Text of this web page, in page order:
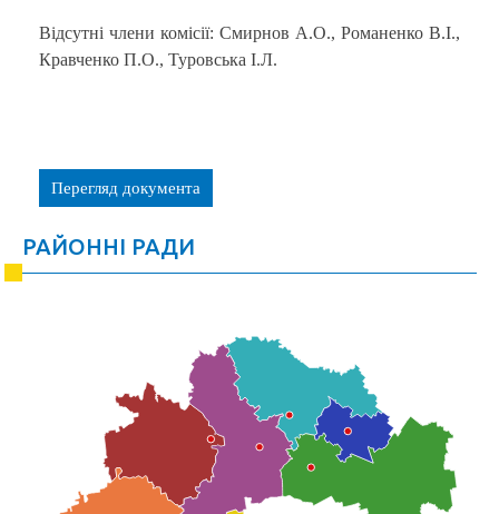
Відсутні члени комісії: Смирнов А.О., Романенко В.І.,
Кравченко П.О., Туровська І.Л.
Перегляд документа
РАЙОННІ РАДИ